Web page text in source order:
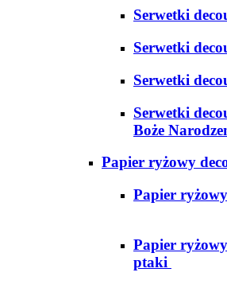
Serwetki
Serwetki
Serwetki
Serwetki
Boże
Papier ryżowy
Papier
Papier
ptaki